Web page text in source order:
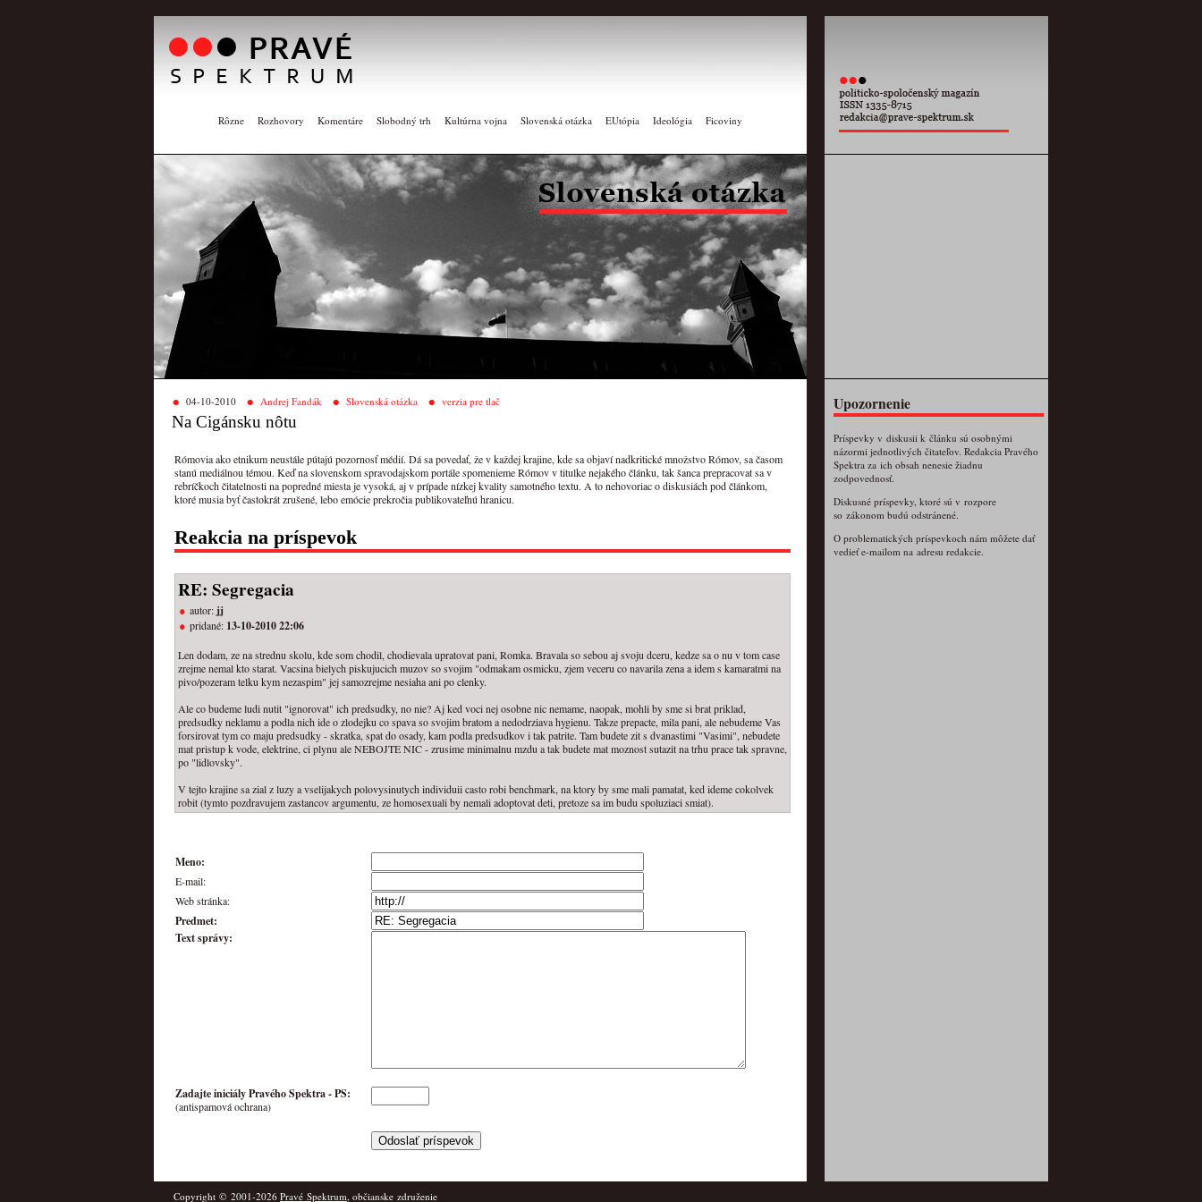
Rôzne Rozhovory Komentáre Slobodný trh Kultúrna vojna Slovenská otázka EUtópia Ideológia Ficoviny
04-10-2010 Andrej Fandák Slovenská otázka verzia pre tlač
Na Cigánsku nôtu
Rómovia ako etnikum neustále pútajú pozornosť médií. Dá sa povedať, že v každej krajine, kde sa objaví nadkritické množstvo Rómov, sa časom
stanú mediálnou témou. Keď na slovenskom spravodajskom portále spomenieme Rómov v titulke nejakého článku, tak šanca prepracovat sa v
rebríčkoch čitatelnosti na popredné miesta je vysoká, aj v prípade nízkej kvality samotného textu. A to nehovoriac o diskusiách pod článkom,
ktoré musia byť častokrát zrušené, lebo emócie prekročia publikovateľnú hranicu.
Reakcia na príspevok
RE: Segregacia
autor: jj
pridané: 13-10-2010 22:06
Len dodam, ze na strednu skolu, kde som chodil, chodievala upratovat pani, Romka. Bravala so sebou aj svoju dceru, kedze sa o nu v tom case
zrejme nemal kto starat. Vacsina bielych piskujucich muzov so svojim "odmakam osmicku, zjem veceru co navarila zena a idem s kamaratmi na
pivo/pozeram telku kym nezaspim" jej samozrejme nesiaha ani po clenky.
Ale co budeme ludi nutit "ignorovat" ich predsudky, no nie? Aj ked voci nej osobne nic nemame, naopak, mohli by sme si brat priklad,
predsudky neklamu a podla nich ide o zlodejku co spava so svojim bratom a nedodrziava hygienu. Takze prepacte, mila pani, ale nebudeme Vas
forsirovat tym co maju predsudky - skratka, spat do osady, kam podla predsudkov i tak patrite. Tam budete zit s dvanastimi "Vasimi", nebudete
mat pristup k vode, elektrine, ci plynu ale NEBOJTE NIC - zrusime minimalnu mzdu a tak budete mat moznost sutazit na trhu prace tak spravne,
po "lidlovsky".
V tejto krajine sa zial z luzy a vselijakych polovysinutych individuii casto robi benchmark, na ktory by sme mali pamatat, ked ideme cokolvek
robit (tymto pozdravujem zastancov argumentu, ze homosexuali by nemali adoptovat deti, pretoze sa im budu spoluziaci smiat).
Meno:
E-mail:
Web stránka:
Predmet:
Text správy:
Zadajte iniciály Pravého Spektra -PS:
(antispamová ochrana)
Upozornenie
Príspevky v diskusii k článku sú osobnými
názormi jednotlivých čitateľov. Redakcia Pravého
Spektra za ich obsah nenesie žiadnu
zodpovednosť.
Diskusné príspevky, ktoré sú v rozpore
so zákonom budú odstránené.
O problematických príspevkoch nám môžete dať
vedieť e-mailom na adresu redakcie.
Copyright © 2001-2026 Pravé Spektrum, občianske združenie